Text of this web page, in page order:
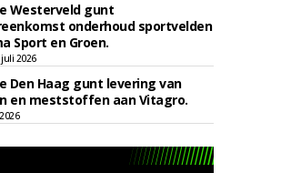
Westerveld gunt
onderhoud sportvelden
Sport en Groen.
2026
Den Haag gunt levering van
en meststoffen aan Vitagro.